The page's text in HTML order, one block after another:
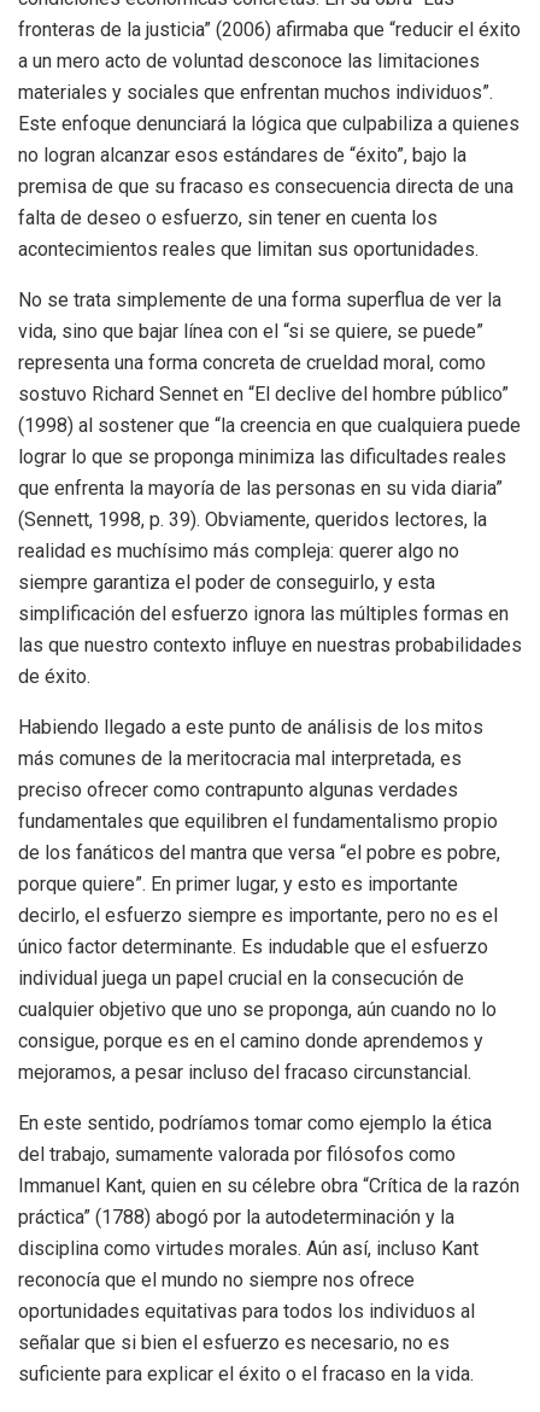
fronteras de la justicia” (2006) afirmaba que “reducir el éxito
a un mero acto de voluntad desconoce las limitaciones
materiales y sociales que enfrentan muchos individuos”.
Este enfoque denunciará la lógica que culpabiliza a quienes
no logran alcanzar esos estándares de “éxito”, bajo la
premisa de que su fracaso es consecuencia directa de una
falta de deseo o esfuerzo, sin tener en cuenta los
acontecimientos reales que limitan sus oportunidades.
No se trata simplemente de una forma superflua de ver la
vida, sino que bajar línea con el “si se quiere, se puede”
representa una forma concreta de crueldad moral, como
sostuvo Richard Sennet en “El declive del hombre público”
(1998) al sostener que “la creencia en que cualquiera puede
lograr lo que se proponga minimiza las dificultades reales
que enfrenta la mayoría de las personas en su vida diaria”
(Sennett, 1998, p. 39). Obviamente, queridos lectores, la
realidad es muchísimo más compleja: querer algo no
siempre garantiza el poder de conseguirlo, y esta
simplificación del esfuerzo ignora las múltiples formas en
las que nuestro contexto influye en nuestras probabilidades
de éxito.
Habiendo llegado a este punto de análisis de los mitos
más comunes de la meritocracia mal interpretada, es
preciso ofrecer como contrapunto algunas verdades
fundamentales que equilibren el fundamentalismo propio
de los fanáticos del mantra que versa “el pobre es pobre,
porque quiere”. En primer lugar, y esto es importante
decirlo, el esfuerzo siempre es importante, pero no es el
único factor determinante. Es indudable que el esfuerzo
individual juega un papel crucial en la consecución de
cualquier objetivo que uno se proponga, aún cuando no lo
consigue, porque es en el camino donde aprendemos y
mejoramos, a pesar incluso del fracaso circunstancial.
En este sentido, podríamos tomar como ejemplo la ética
del trabajo, sumamente valorada por filósofos como
Immanuel Kant, quien en su célebre obra “Crítica de la razón
práctica” (1788) abogó por la autodeterminación y la
disciplina como virtudes morales. Aún así, incluso Kant
reconocía que el mundo no siempre nos ofrece
oportunidades equitativas para todos los individuos al
señalar que si bien el esfuerzo es necesario, no es
suficiente para explicar el éxito o el fracaso en la vida.